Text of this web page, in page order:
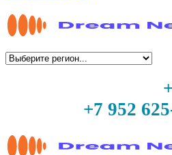
+7 952